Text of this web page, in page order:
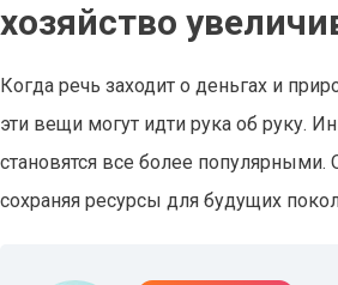
хозяйство
Когда речь заходит о деньгах и
эти вещи могут идти рука об руку.
становятся все более
сохраняя ресурсы для будущих